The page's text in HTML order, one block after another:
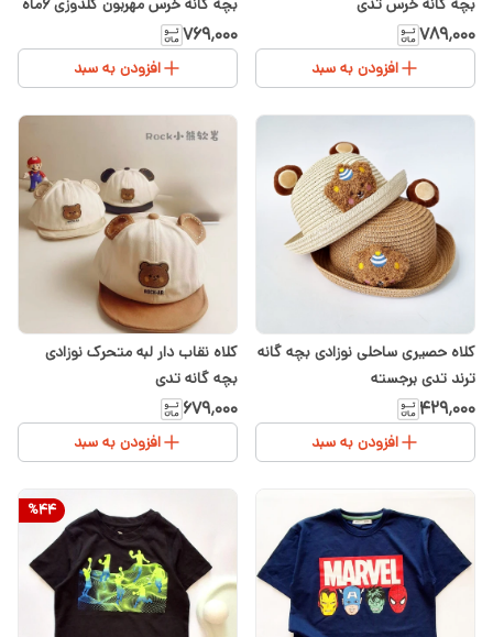
۷۸۹٬۰۰۰
افزودن به سبد
تا ۲سال
۷۶۹٬۰۰۰
افزودن به سبد
کلاه حصیری ساحلی نوزادی بچه گانه
ترند تدی برجسته
۴۲۹٬۰۰۰
افزودن به سبد
کلاه نقاب دار لبه متحرک نوزادی
بچه گانه تدی
۶۷۹٬۰۰۰
افزودن به سبد
%44